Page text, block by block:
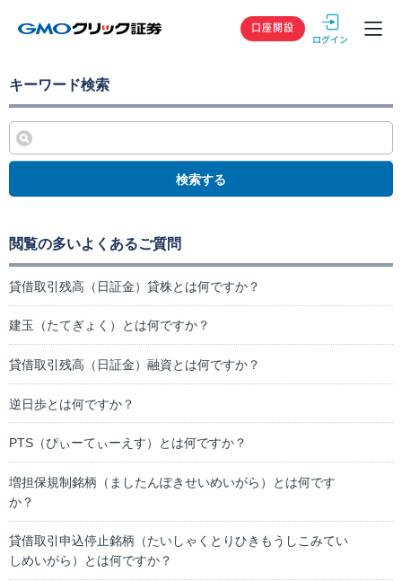
GMOクリック
口座開設
キーワード検索
検索する
閲覧の多いよくあるご質問
貸借取引残高（日証金）貸株とは何ですか？
建玉（たてぎょく）とは何ですか？
貸借取引残高（日証金）融資とは何ですか？
逆日歩とは何ですか？
PTS（ぴぃーてぃーえす）とは何ですか？
増担保規制銘柄（ましたんぽきせいめいがら）とは何です
か？
貸借取引申込停止銘柄（たいしゃくとりひきもうしこみてい
しめいがら）とは何ですか？